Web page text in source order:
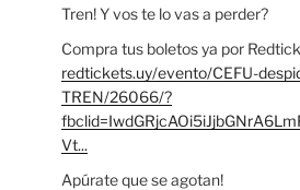
Tren! Y vos te lo vas a perder?
Compra tus boletos ya por
redtickets.uy/evento/CEFU-
TREN/26066/?
Vt...
Apúrate que se agotan!